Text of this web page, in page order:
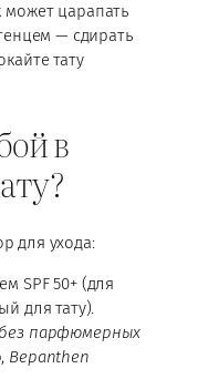
может царапать
— сдирать
тату
в
для ухода:
SPF 50+ (для
для тату).
без парфюмерных
Bepanthen